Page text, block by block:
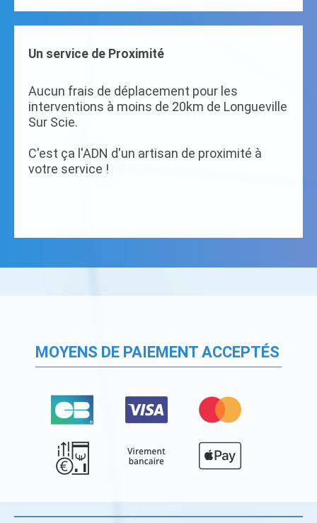
Un service de Proximité
Aucun frais de déplacement pour les
interventions à moins de 20km de Longueville
Sur Scie.
C'est ça l'ADN d'un artisan de proximité à
votre service !
MOYENS DE PAIEMENT ACCEPTÉS